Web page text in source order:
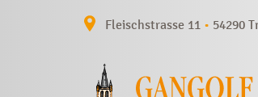
Fleischstrasse 11 • 54290